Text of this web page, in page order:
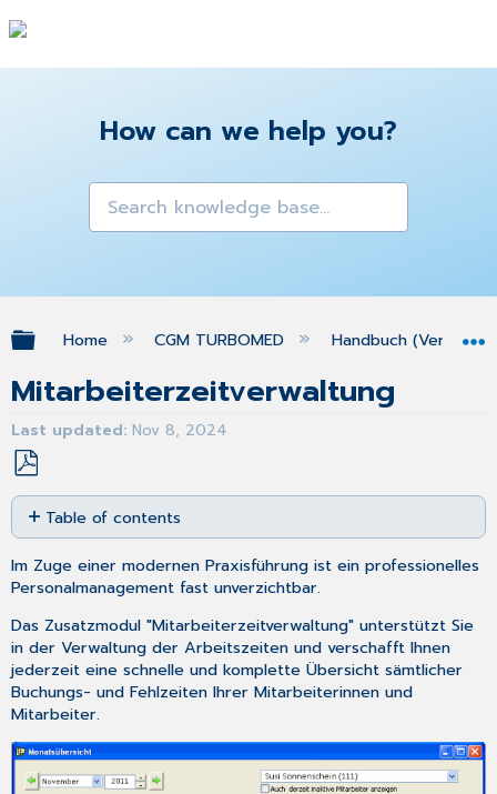
How can we help you?
Expand/collapse global hierarchy
Home CGM TURBOMED Handbuch (Version
Mitarbeiterzeitverwaltung
Last updated Nov 8, 2024
Save
as
PDF
Table of contents
No
headers
Im Zuge einer modernen Praxisführung ist ein professionelles
Personalmanagement fast unverzichtbar.
Das Zusatzmodul "Mitarbeiterzeitverwaltung" unterstützt Sie
in der Verwaltung der Arbeitszeiten und verschafft Ihnen
jederzeit eine schnelle und komplette Übersicht sämtlicher
Buchungs- und Fehlzeiten Ihrer Mitarbeiterinnen und
Mitarbeiter.